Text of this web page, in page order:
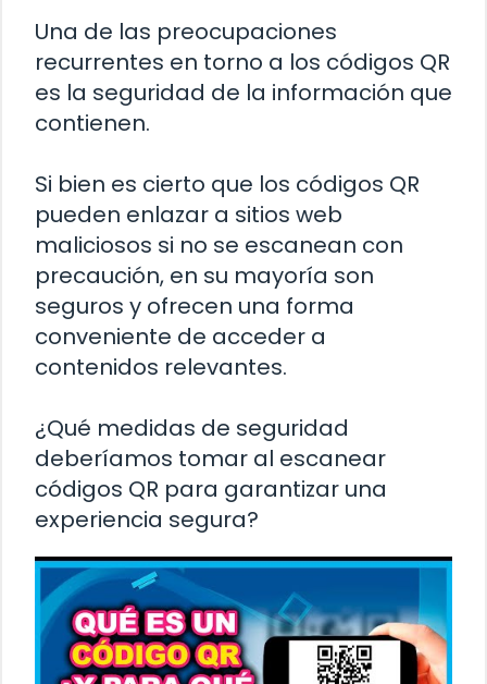
Una de las preocupaciones
recurrentes en torno a los códigos QR
es la seguridad de la información que
contienen.
Si bien es cierto que los códigos QR
pueden enlazar a sitios web
maliciosos si no se escanean con
precaución, en su mayoría son
seguros y ofrecen una forma
conveniente de acceder a
contenidos relevantes.
¿Qué medidas de seguridad
deberíamos tomar al escanear
códigos QR para garantizar una
experiencia segura?